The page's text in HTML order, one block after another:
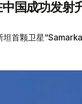
国成功发射
坦首颗卫星